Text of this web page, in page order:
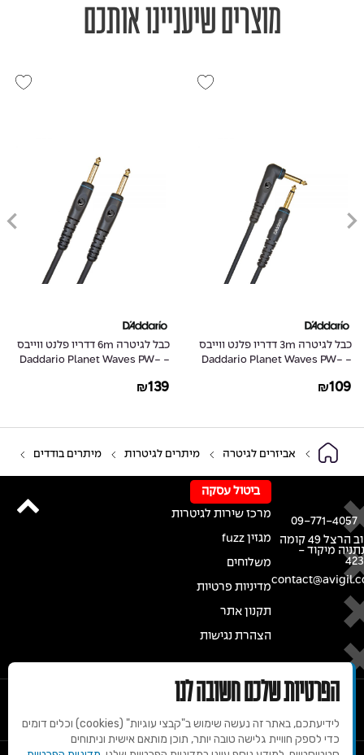
מוצרים שיעניינו אותכם
כבל לגיטרה 3m דדריו פלנט ווייבס
- Daddario Planet Waves PW-
₪109
כבל לגיטרה 6m דדריו פלנט ווייבס
- Daddario Planet Waves PW-
₪139
אביזרים לגיטרה מיתרים לגיטרות מיתרים בודדים
רחוב הרצל 49 קומה
מיקוד -
09-771-4057
ביטול עסקה
מרכז שירות לגיטרות
מגזין fuzz
משלוחים
מדיניות פרטיות
תקנון אתר
הצהרת נגישות
הפרטיות שלכם חשובה לנו
לידיעתכם, באתר זה נעשה שימוש ב"קבצי עוגיות" (cookies) וכלים דומים
כדי לספק חוויית גלישה טובה יותר, תוכן מותאם אישית וניתוחים